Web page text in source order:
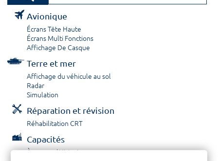
Avionique
Écrans Tête Haute
Écrans Multi Fonctions
Affichage De Casque
Terre et mer
Affichage du véhicule au sol
Radar
Simulation
Réparation et révision
Réhabilitation CRT
Capacités
À propos / Historique